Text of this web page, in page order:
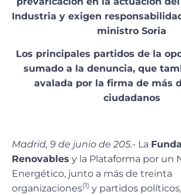
Industria y exigen
ministro Soria
Los principales partidos de la
sumado a la denuncia, que
avalada por la firma de más
ciudadanos
Madrid, 9 de junio de 205.- La
Renovables y la Plataforma por un
Energético, junto a más de treinta
organizaciones(1) y partidos